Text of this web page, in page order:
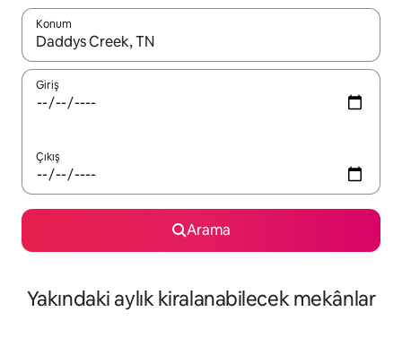
Konum
Sonuçlar kullanılabilir olduğunda yukarı ve aşağı oklarıyla
Giriş
Çıkış
Arama
Yakındaki aylık kiralanabilecek mekânlar